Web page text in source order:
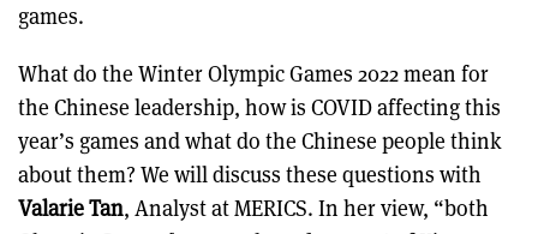
games.
What do the Winter Olympic Games 2022 mean for
the Chinese leadership, how is COVID affecting this
year’s games and what do the Chinese people think
about them? We will discuss these questions with
Valarie Tan, Analyst at MERICS. In her view, “both